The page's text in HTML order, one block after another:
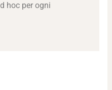
hoc per ogni